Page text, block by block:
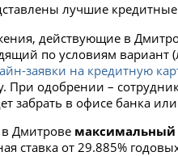
лучшие
действующие в
по условиям вариант
заявки на кредитную
При одобрении –
забрать в офисе банка
Дмитрове
ставка от 29.885%